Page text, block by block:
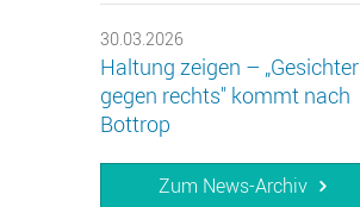
30.03.2026
Haltung zeigen – „Gesichter
gegen rechts" kommt nach
Bottrop
Zum News-Archiv